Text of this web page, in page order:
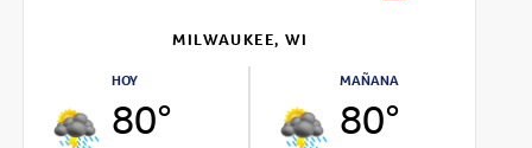
MILWAUKEE, WI
HOY
80°
MAÑANA
80°